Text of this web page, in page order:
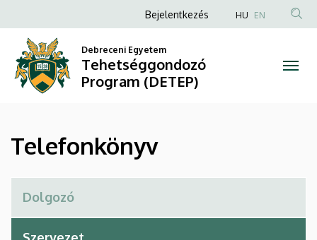
Telefonkönyv
Tehetséggondozó
Program
(DETEP)
a
tartalomra
Anonim
fiók
menüje
Bejelentkezés HU EN
Debreceni Egyetem
Tehetséggondozó
Program (DETEP)
Telefonkönyv